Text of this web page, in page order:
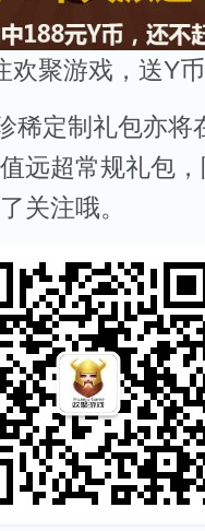
欢聚游戏，送Y
定制礼包亦将
远超常规礼包
关注哦。